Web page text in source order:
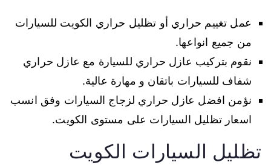
عمل تغييم حراري أو تظليل حراري الكويت للسيارات
من جميع انواعها.
نقوم بتركيب عازل حراري للسيارة مع عازل حراري
شفاف للسيارات باتقان و مهارة عالية.
نؤمن افضل عازل حراري لزجاج السيارات وفق انسب
اسعار تظليل السيارات على مستوى الكويت.
تظليل السيارات الكويت